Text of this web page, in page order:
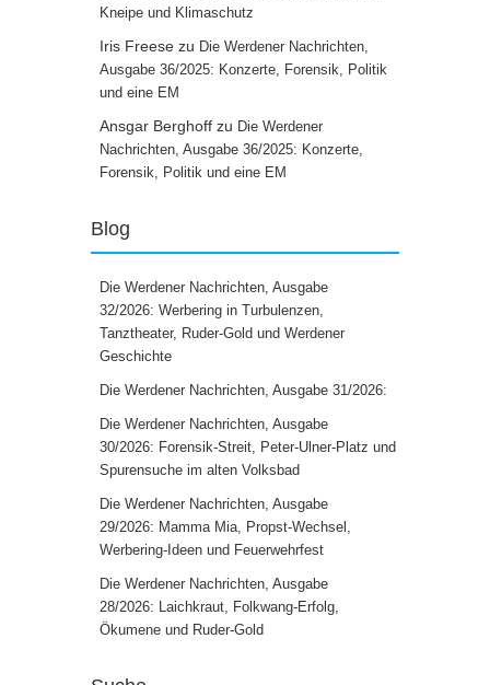
Kneipe und Klimaschutz
Iris Freese zu Die Werdener Nachrichten,
Ausgabe 36/2025: Konzerte, Forensik, Politik
und eine EM
Ansgar Berghoff zu Die Werdener
Nachrichten, Ausgabe 36/2025: Konzerte,
Forensik, Politik und eine EM
Blog
Die Werdener Nachrichten, Ausgabe
32/2026: Werbering in Turbulenzen,
Tanztheater, Ruder-Gold und Werdener
Geschichte
Die Werdener Nachrichten, Ausgabe 31/2026:
Die Werdener Nachrichten, Ausgabe
30/2026: Forensik-Streit, Peter-Ulner-Platz und
Spurensuche im alten Volksbad
Die Werdener Nachrichten, Ausgabe
29/2026: Mamma Mia, Propst-Wechsel,
Werbering-Ideen und Feuerwehrfest
Die Werdener Nachrichten, Ausgabe
28/2026: Laichkraut, Folkwang-Erfolg,
Ökumene und Ruder-Gold